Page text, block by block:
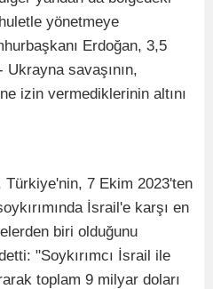
yönetmeye
Erdoğan, 3,5
Ukrayna savaşının,
izin vermediklerinin altını
Türkiye'nin, 7 Ekim 2023'ten
İsrail'e karşı en
biri olduğunu
"Soykırımcı İsrail ile
toplam 9 milyar doları